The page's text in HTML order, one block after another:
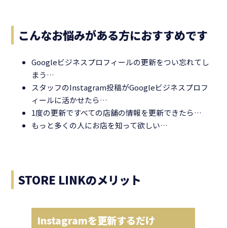
こんなお悩みがある方におすすめです
Googleビジネスプロフィールの更新をつい忘れてし
まう…
スタッフのInstagram投稿がGoogleビジネスプロフ
ィールに活かせたら…
1度の更新ですべての店舗の情報を更新できたら…
もっと多くの人にお店を知って欲しい…
STORE LINKのメリット
Instagramを更新するだけ